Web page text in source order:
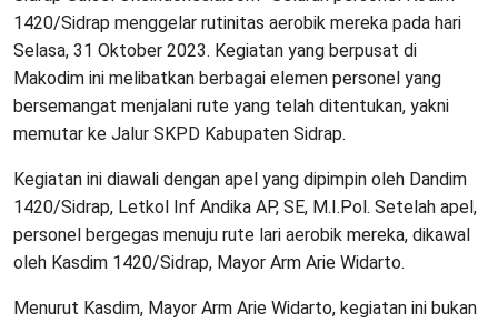
1420/Sidrap menggelar rutinitas aerobik mereka pada hari
Selasa, 31 Oktober 2023. Kegiatan yang berpusat di
Makodim ini melibatkan berbagai elemen personel yang
bersemangat menjalani rute yang telah ditentukan, yakni
memutar ke Jalur SKPD Kabupaten Sidrap.
Kegiatan ini diawali dengan apel yang dipimpin oleh Dandim
1420/Sidrap, Letkol Inf Andika AP, SE, M.I.Pol. Setelah apel,
personel bergegas menuju rute lari aerobik mereka, dikawal
oleh Kasdim 1420/Sidrap, Mayor Arm Arie Widarto.
Menurut Kasdim, Mayor Arm Arie Widarto, kegiatan ini bukan